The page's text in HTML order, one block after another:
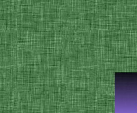
COMMENCEZ